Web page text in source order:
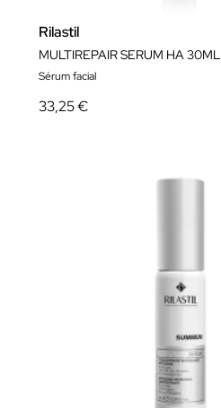
Rilastil
MULTIREPAIR SERUM HA 30ML
Sérum facial
33,25 €